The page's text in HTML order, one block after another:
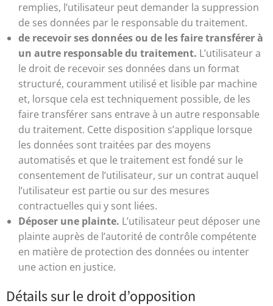
remplies, l’utilisateur peut demander la suppression
de ses données par le responsable du traitement.
de recevoir ses données ou de les faire transférer à
un autre responsable du traitement. L’utilisateur a
le droit de recevoir ses données dans un format
structuré, couramment utilisé et lisible par machine
et, lorsque cela est techniquement possible, de les
faire transférer sans entrave à un autre responsable
du traitement. Cette disposition s’applique lorsque
les données sont traitées par des moyens
automatisés et que le traitement est fondé sur le
consentement de l’utilisateur, sur un contrat auquel
l’utilisateur est partie ou sur des mesures
contractuelles qui y sont liées.
Déposer une plainte. L’utilisateur peut déposer une
plainte auprès de l’autorité de contrôle compétente
en matière de protection des données ou intenter
une action en justice.
Détails sur le droit d’opposition